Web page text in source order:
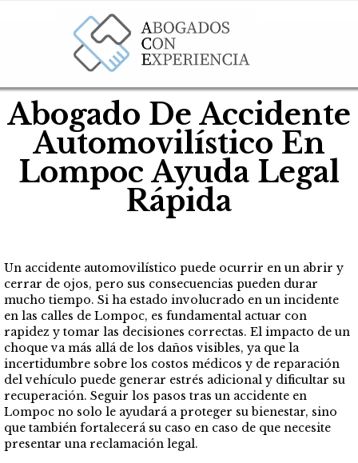
Abogado De Accidente
Automovilístico En
Lompoc Ayuda Legal
Rápida
Un accidente automovilístico puede ocurrir en un abrir y
cerrar de ojos, pero sus consecuencias pueden durar
mucho tiempo. Si ha estado involucrado en un incidente
en las calles de Lompoc, es fundamental actuar con
rapidez y tomar las decisiones correctas. El impacto de un
choque va más allá de los daños visibles, ya que la
incertidumbre sobre los costos médicos y de reparación
del vehículo puede generar estrés adicional y dificultar su
recuperación. Seguir los pasos tras un accidente en
Lompoc no solo le ayudará a proteger su bienestar, sino
que también fortalecerá su caso en caso de que necesite
presentar una reclamación legal.